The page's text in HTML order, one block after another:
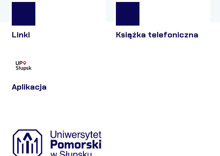
Linki Książka telefoniczna
Aplikacja